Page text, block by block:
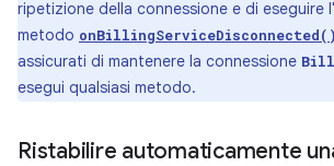
ripetizione della connessione e di eseguire
metodo onBillingServiceDisconnected()
assicurati di mantenere la connessione
esegui qualsiasi metodo.
Ristabilire automaticamente